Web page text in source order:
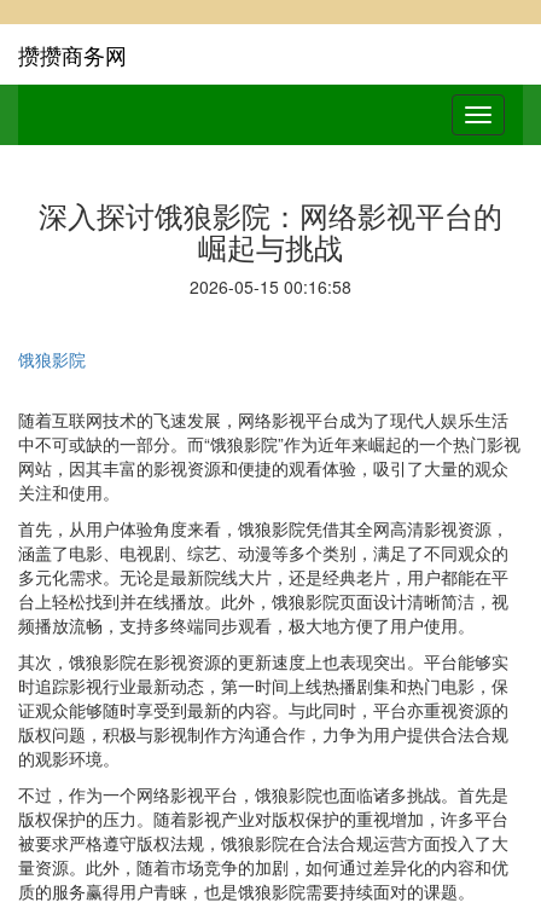
攒攒商务网
深入探讨饿狼影院：网络影视平台的
崛起与挑战
2026-05-15 00:16:58
饿狼影院
随着互联网技术的飞速发展，网络影视平台成为了现代人娱乐生活
中不可或缺的一部分。而“饿狼影院”作为近年来崛起的一个热门影视
网站，因其丰富的影视资源和便捷的观看体验，吸引了大量的观众
关注和使用。
首先，从用户体验角度来看，饿狼影院凭借其全网高清影视资源，
涵盖了电影、电视剧、综艺、动漫等多个类别，满足了不同观众的
多元化需求。无论是最新院线大片，还是经典老片，用户都能在平
台上轻松找到并在线播放。此外，饿狼影院页面设计清晰简洁，视
频播放流畅，支持多终端同步观看，极大地方便了用户使用。
其次，饿狼影院在影视资源的更新速度上也表现突出。平台能够实
时追踪影视行业最新动态，第一时间上线热播剧集和热门电影，保
证观众能够随时享受到最新的内容。与此同时，平台亦重视资源的
版权问题，积极与影视制作方沟通合作，力争为用户提供合法合规
的观影环境。
不过，作为一个网络影视平台，饿狼影院也面临诸多挑战。首先是
版权保护的压力。随着影视产业对版权保护的重视增加，许多平台
被要求严格遵守版权法规，饿狼影院在合法合规运营方面投入了大
量资源。此外，随着市场竞争的加剧，如何通过差异化的内容和优
质的服务赢得用户青睐，也是饿狼影院需要持续面对的课题。